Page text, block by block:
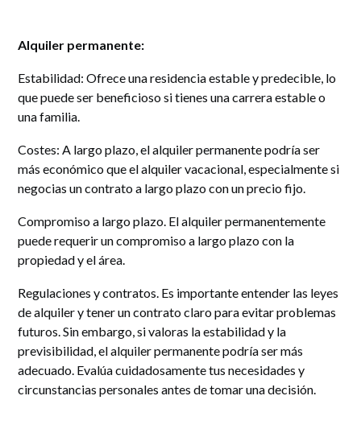
Alquiler permanente:
Estabilidad: Ofrece una residencia estable y predecible, lo
que puede ser beneficioso si tienes una carrera estable o
una familia.
Costes: A largo plazo, el alquiler permanente podría ser
más económico que el alquiler vacacional, especialmente si
negocias un contrato a largo plazo con un precio fijo.
Compromiso a largo plazo. El alquiler permanentemente
puede requerir un compromiso a largo plazo con la
propiedad y el área.
Regulaciones y contratos. Es importante entender las leyes
de alquiler y tener un contrato claro para evitar problemas
futuros. Sin embargo, si valoras la estabilidad y la
previsibilidad, el alquiler permanente podría ser más
adecuado. Evalúa cuidadosamente tus necesidades y
circunstancias personales antes de tomar una decisión.